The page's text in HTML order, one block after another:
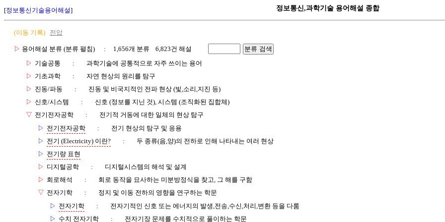
[정보통신기술용어해설] 정보통신,과학기술 용어해설 종합
(이동 기록) 전압
▷ 용어해설 분류 (분류 펼침) : 1,656개 분류 6,823건 해설
분류 검색
▷ 기술공통 :
과학기술에 공통적으로 자주 쓰이는 용어
▷ 기초과학 :
자연 현상의 원리를 탐구
▷ 진동/파동 :
진동 및 비국지적인 전파 현상 (빛,소리,지진 등)
▷ 신호/시스템 :
신호 (정보를 지닌 것), 시스템 (조직화된 집합체)
▽ 전기전자공학 :
전기적 거동에 대한 일체의 현상 탐구
▷ 전기전자공학 :
전기 현상의 탐구 및 응용
▷ 전기 (Electricity) 이란? :
두 종류(음,양)의 전하로 인해 나타내는 여러 현상
▷ 전기량 표현
▷ 디지털공학 :
디지털시스템의 해석 및 설계
▷ 회로해석 :
회로 동작을 묘사하는 미분방정식을 찾고, 그 해를 구함
▽ 전자기학 :
정지 및 이동 전하의 영향을 연구하는 학문
▷ 전자기학 :
전자기적인 신호 또는 에너지의 발생,전송,수신,처리,변환 등을 다룸
▷ 수치 전자기학 : 전자기장 문제를 수치적으로 풀이하는 학문